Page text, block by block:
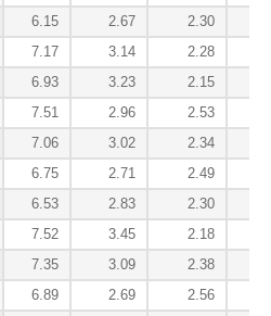
6.15 2.67 2.30
7.17 3.14 2.28
6.93 3.23 2.15
7.51 2.96 2.53
7.06 3.02 2.34
6.75 2.71 2.49
6.53 2.83 2.30
7.52 3.45 2.18
7.35 3.09 2.38
6.89 2.69 2.56